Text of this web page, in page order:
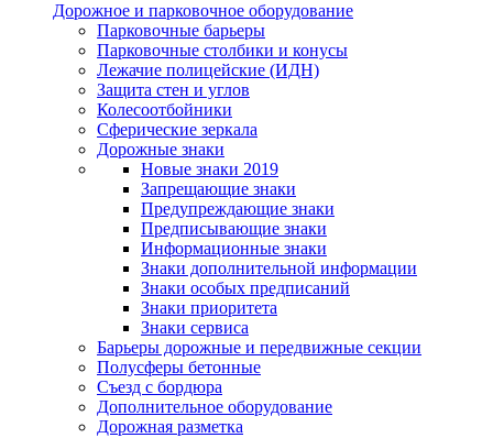
Дорожное и парковочное оборудование
Парковочные барьеры
Парковочные столбики и конусы
Лежачие полицейские (ИДН)
Защита стен и углов
Колесоотбойники
Сферические зеркала
Дорожные знаки
Новые знаки 2019
Запрещающие знаки
Предупреждающие знаки
Предписывающие знаки
Информационные знаки
Знаки дополнительной информации
Знаки особых предписаний
Знаки приоритета
Знаки сервиса
Барьеры дорожные и передвижные секции
Полусферы бетонные
Съезд с бордюра
Дополнительное оборудование
Дорожная разметка